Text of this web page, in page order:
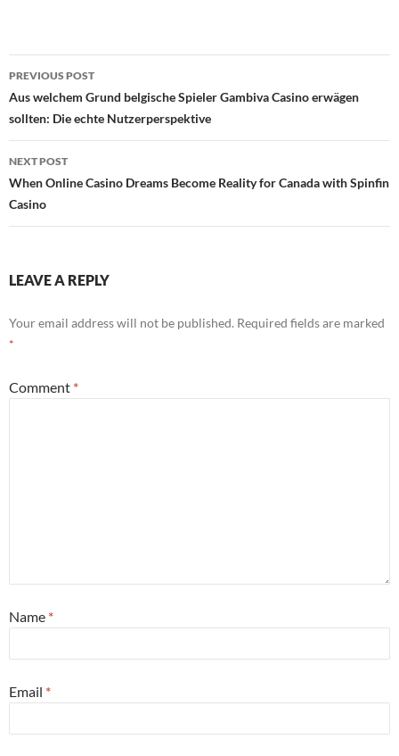
Post
navigation
PREVIOUS POST
Aus welchem Grund belgische Spieler Gambiva Casino erwägen
sollten: Die echte Nutzerperspektive
NEXT POST
When Online Casino Dreams Become Reality for Canada with Spinfin
Casino
LEAVE A REPLY
Your email address will not be published. Required fields are marked
*
Comment *
Name *
Email *